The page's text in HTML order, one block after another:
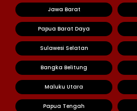
Jawa Barat
Papua Barat Daya
Sulawesi Selatan
Bangka Belitung
Maluku Utara
Papua Tengah